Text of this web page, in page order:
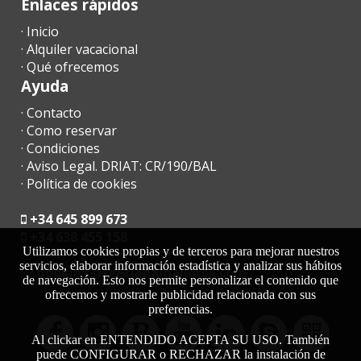
- Una vez llegado al destino, por favor contáctenos por teléfono
y diríjanse directamente al alojamiento o punto de reunión
previamente concertado.
- En breve la oficina de recepción se pondrá en contacto con
Usted para comunicarle hora y lugar de recogida de llaves.
- Llegada fuera del horario de atención:
a) Las llaves se dejarán en una caja de seguridad. El importe
restante, en el caso que hubiese, deberá abonarse al día
b) En el caso que no haya una caja de seguridad, organizar
llegada fuera de horario con la agencia. Se ha de abonar la
penalización por llegada tardía en efectivo al momento de la
llegada.
- Registrarse después de las 23.00 - 30.00 euros
- Si es posible una salida tardía, siempre que sea posible, el
Enlaces rápidos
· Inicio
· Alquiler vacacional
· Qué ofrecemos
Ayuda
· Contacto
· Como reservar
· Condiciones
· Aviso Legal. DRIAT: CR/190/BAL
· Política de cookies
+34 645 899 673
moc.acrollamanaltevs@gnikoob
Utilizamos cookies propias y de terceros para mejorar nuestros
servicios, elaborar información estadística y analizar sus hábitos
de navegación. Esto nos permite personalizar el contenido que
ofrecemos y mostrarle publicidad relacionada con sus
preferencias.
Al clickar en ENTENDIDO ACEPTA SU USO. También
puede CONFIGURAR o RECHAZAR la instalación de